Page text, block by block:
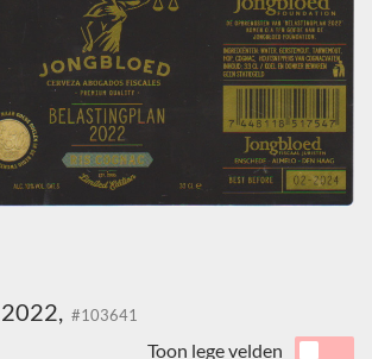
#103641
Toon lege velden